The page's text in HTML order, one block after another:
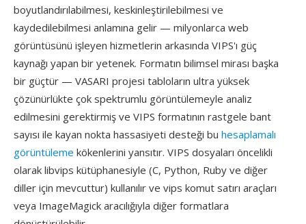
boyutlandırılabilmesi, keskinleştirilebilmesi ve
kaydedilebilmesi anlamına gelir — milyonlarca web
görüntüsünü işleyen hizmetlerin arkasında VIPS'ı güç
kaynağı yapan bir yetenek. Formatın bilimsel mirası başka
bir güçtür — VASARI projesi tabloların ultra yüksek
çözünürlükte çok spektrumlu görüntülemeyle analiz
edilmesini gerektirmiş ve VIPS formatının rastgele bant
sayısı ile kayan nokta hassasiyeti desteği bu hesaplamalı
görüntüleme kökenlerini yansıtır. VIPS dosyaları öncelikli
olarak libvips kütüphanesiyle (C, Python, Ruby ve diğer
diller için mevcuttur) kullanılır ve vips komut satırı araçları
veya ImageMagick aracılığıyla diğer formatlara